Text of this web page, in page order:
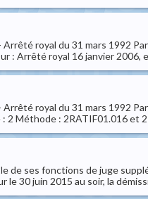
royal du 31 mars 1992
: Arrêté royal 16 janvier 2006,
royal du 31 mars 1992
Méthode : 2RATIF01.016 et
de ses fonctions de juge
30 juin 2015 au soir, la